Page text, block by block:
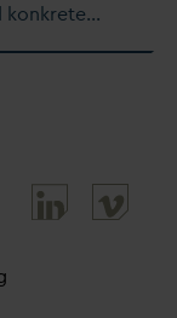
konkrete…